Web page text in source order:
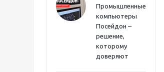
Промышленные
компьютеры
Посейдон –
решение,
которому
доверяют